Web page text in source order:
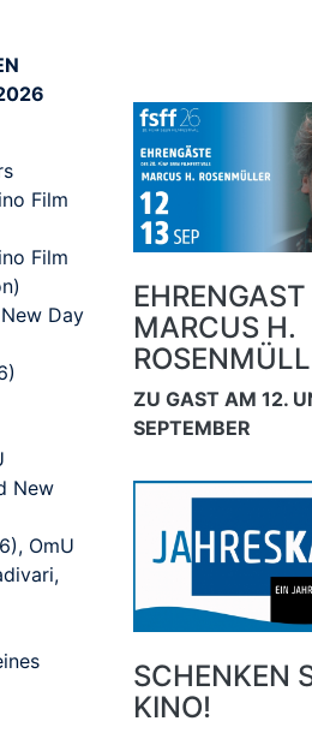
Film
Film
Day
New
OmU
EHRENGAST
MARCUS H.
ZU GAST AM 12.
SEPTEMBER
SCHENKEN
KINO!